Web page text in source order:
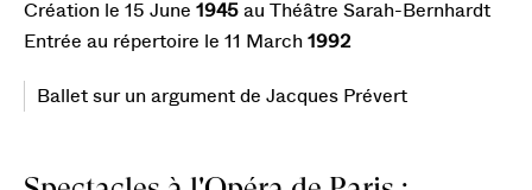
Création le 15 June 1945 au Théâtre Sarah-Bernhardt
Entrée au répertoire le 11 March 1992
Ballet sur un argument de Jacques Prévert